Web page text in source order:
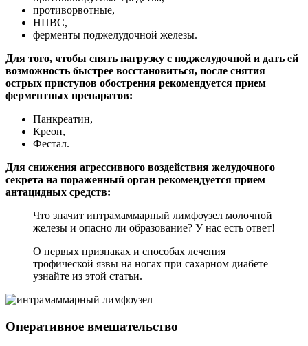
противорвотные,
НПВС,
ферменты поджелудочной железы.
Для того, чтобы снять нагрузку с поджелудочной и дать ей
возможность быстрее восстановиться, после снятия
острых приступов обострения рекомендуется прием
ферментных препаратов:
Панкреатин,
Креон,
Фестал.
Для снижения агрессивного воздействия желудочного
секрета на пораженный орган рекомендуется прием
антацидных средств:
Что значит интрамаммарный лимфоузел молочной
железы и опасно ли образование? У нас есть ответ!
О первых признаках и способах лечения
трофической язвы на ногах при сахарном диабете
узнайте из этой статьи.
Оперативное вмешательство